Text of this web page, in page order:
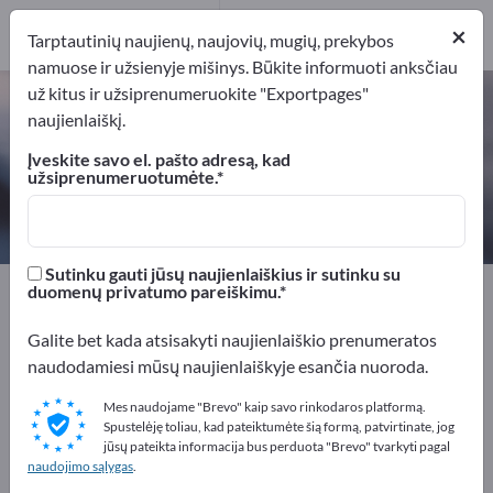
Valymo priemonės – raskite
gamintojus ir tiekėjus
Eksportuotojai Gamintojai
13
Gamintojai
Exportpages Chemija ir farmacija
Reklamuokitės nemokamai
Exportpages!
Poreikiai – Pasiūlymai – Naudotos prekės – Verslo
kontaktai >> pradėkite čia
×
Tarptautinių naujienų, naujovių, mugių, prekybos
namuose ir užsienyje mišinys. Būkite informuoti anksčiau
už kitus ir užsiprenumeruokite "Exportpages"
naujienlaiškį.
Įveskite savo el. pašto adresą, kad
užsiprenumeruotumėte.
Sutinku gauti jūsų naujienlaiškius ir sutinku su
duomenų privatumo pareiškimu.
Galite bet kada atsisakyti naujienlaiškio prenumeratos
naudodamiesi mūsų naujienlaiškyje esančia nuoroda.
Mes naudojame "Brevo" kaip savo rinkodaros platformą.
Spustelėję toliau, kad pateiktumėte šią formą, patvirtinate, jog
jūsų pateikta informacija bus perduota "Brevo" tvarkyti pagal
naudojimo sąlygas.